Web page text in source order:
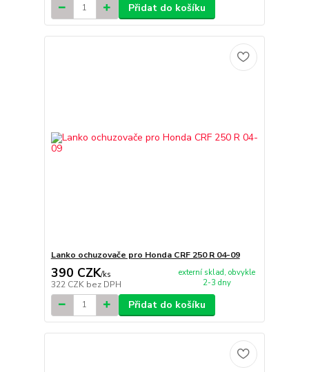
Přidat do košíku
Lanko ochuzovače pro Honda CRF 250 R 04-09
390 CZK/ks
322 CZK bez DPH
externí sklad, obvykle
2-3 dny
Přidat do košíku